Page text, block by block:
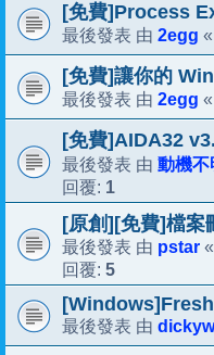
[免費]Process
最後發表 由 2egg «
[免費]讓你的
最後發表 由 2egg «
[免費]AIDA32
最後發表 由 動機不
回覆: 1
[原創][免費]檔案
最後發表 由 pstar «
回覆: 5
最後發表 由